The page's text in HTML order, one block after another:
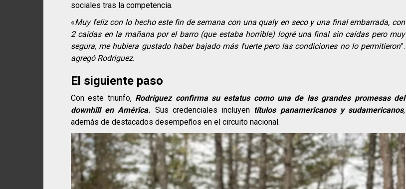
sociales tras la competencia.
«Muy feliz con lo hecho este fin de semana con una qualy en seco y una final embarrada, con
2 caídas en la mañana por el barro (que estaba horrible) logré una final sin caídas pero muy
segura, me hubiera gustado haber bajado más fuerte pero las condiciones no lo permitieron”.
agregó Rodriguez.
El siguiente paso
Con este triunfo, Rodríguez confirma su estatus como una de las grandes promesas del
downhill en América. Sus credenciales incluyen títulos panamericanos y sudamericanos,
además de destacados desempeños en el circuito nacional.